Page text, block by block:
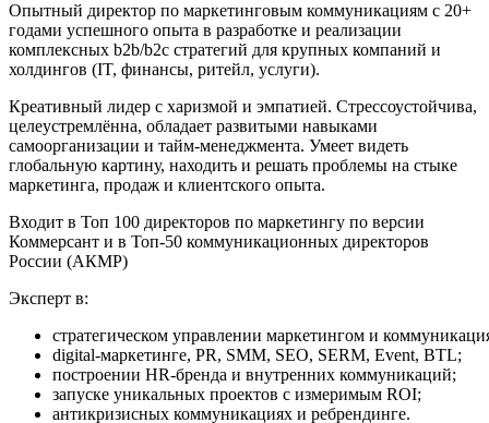
Опытный директор по маркетинговым коммуникациям с 20+
годами успешного опыта в разработке и реализации
комплексных b2b/b2c стратегий для крупных компаний и
холдингов (IT, финансы, ритейл, услуги).
Креативный лидер с харизмой и эмпатией. Стрессоустойчива,
целеустремлённа, обладает развитыми навыками
самоорганизации и тайм‑менеджмента. Умеет видеть
глобальную картину, находить и решать проблемы на стыке
маркетинга, продаж и клиентского опыта.
Входит в Топ 100 директоров по маркетингу по версии
Коммерсант и в Топ-50 коммуникационных директоров
России (АКМР)
Эксперт в:
стратегическом управлении маркетингом и
digital‑маркетинге, PR, SMM, SEO, SERM, Event, BTL;
построении HR‑бренда и внутренних коммуникаций;
запуске уникальных проектов с измеримым ROI;
антикризисных коммуникациях и ребрендинге.